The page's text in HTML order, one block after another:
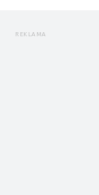
REKLAMA